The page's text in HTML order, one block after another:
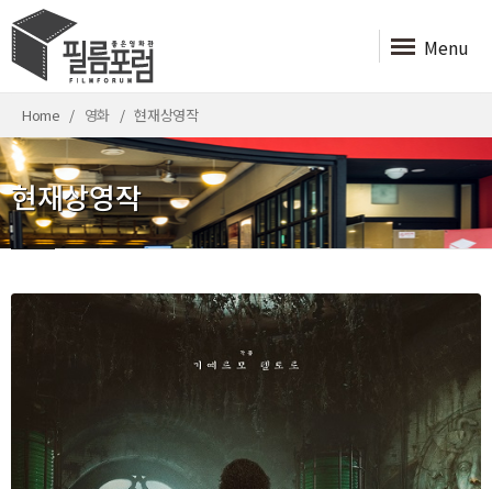
Menu
Home 영화 현재상영작
현재상영작